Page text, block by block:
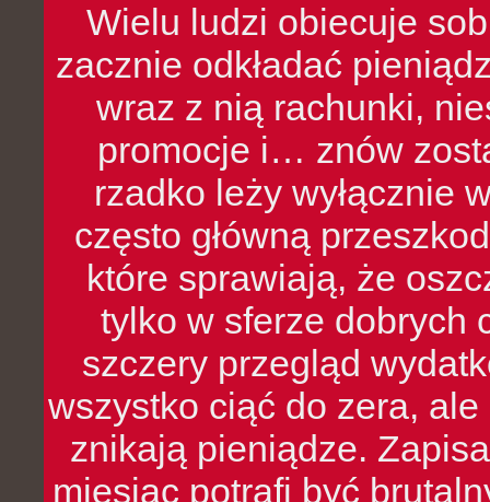
Wielu ludzi obiecuje
zacznie odkładać
wraz z nią rachunki,
promocje i… znów
rzadko leży wyłącznie
często główną
które sprawiają, że
tylko w sferze dobrych
szczery przegląd
wszystko ciąć do zera,
znikają pieniądze.
miesiąc potrafi być